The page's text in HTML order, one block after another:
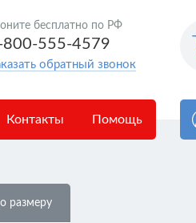
бесплатно по РФ
800-555-4579
обратный звонок
Контакты Помощь
размеру